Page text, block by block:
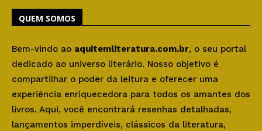
QUEM SOMOS
Bem-vindo ao aquitemliteratura.com.br, o seu portal
dedicado ao universo literário. Nosso objetivo é
compartilhar o poder da leitura e oferecer uma
experiência enriquecedora para todos os amantes dos
livros. Aqui, você encontrará resenhas detalhadas,
lançamentos imperdíveis, clássicos da literatura,